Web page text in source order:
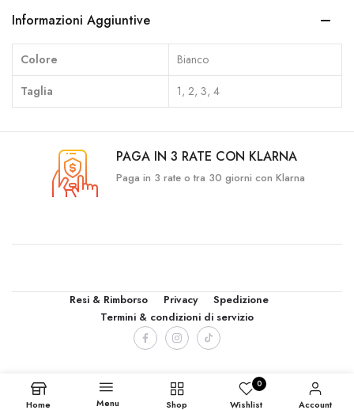
Informazioni Aggiuntive
Colore
Bianco
Taglia
1, 2, 3, 4
PAGA IN 3 RATE CON KLARNA
Paga in 3 rate o tra 30 giorni con Klarna
Resi & Rimborso Privacy
Spedizione
Termini & condizioni di servizio
Home Menu Shop
0
Wishlist Account